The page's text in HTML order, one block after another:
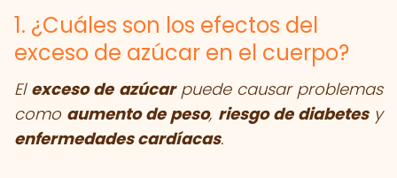
1. ¿Cuáles son los efectos del
exceso de azúcar en el cuerpo?
El exceso de azúcarpuede causar problemas
como aumento de peso, riesgo de diabetesy
enfermedades cardíacas.